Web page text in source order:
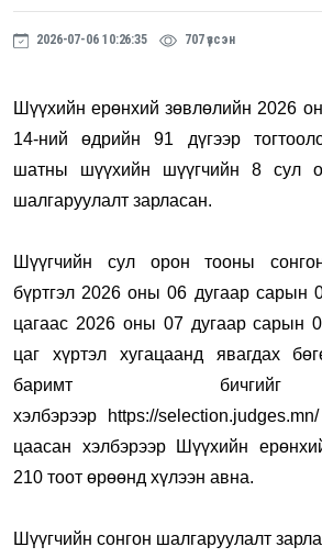
2026-07-06 10:26:35 707 үзсэн
Шүүхийн ерөнхий зөвлөлийн 2026
14-ний өдрийн 91 дүгээр
шатны шүүхийн шүүгчийн 8 сул
шалгаруулалт зарласан.
Шүүгчийн сул орон тооны
бүртгэл 2026 оны 06 дугаар сарын
цагаас 2026 оны 07 дугаар сарын
цаг хүртэл хугацаанд явагдах
баримт
хэлбэрээр
https://selection.judges.mn/
цаасан хэлбэрээр Шүүхийн
210 тоот өрөөнд хүлээн авна.
Шүүгчийн сонгон шалгаруулалт